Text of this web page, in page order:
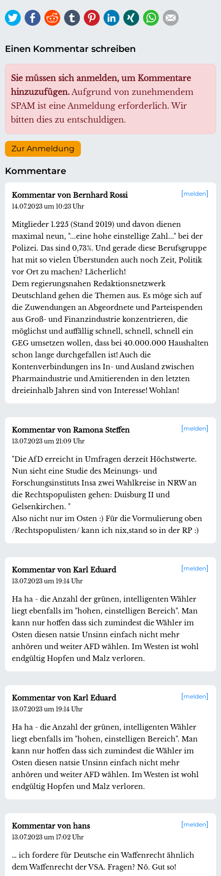
TwitterFacebook
ReddittumblrPinterestLinkedIn
Xing WhatsApp
Einen Kommentar schreiben
Sie müssen sich anmelden, um Kommentare
hinzuzufügen. Aufgrund von zunehmendem
SPAM ist eine Anmeldung erforderlich. Wir
bitten dies zu entschuldigen.
Zur Anmeldung
Kommentare
melden
Kommentar von Bernhard Rossi
14.07.2023 um 10:23 Uhr
Mitglieder 1.225 (Stand 2019) und davon dienen
maximal neun, "...eine hohe einstellige Zahl..." bei der
Polizei. Das sind 0,73%. Und gerade diese Berufsgruppe
hat mit so vielen Überstunden auch noch Zeit, Politik
vor Ort zu machen? Lächerlich!
Dem regierungsnahen Redaktionsnetzwerk
Deutschland gehen die Themen aus. Es möge sich auf
die Zuwendungen an Abgeordnete und Parteispenden
aus Groß- und Finanzindustrie konzentrieren, die
möglichst und auffällig schnell, schnell, schnell ein
GEG umsetzen wollen, dass bei 40.000.000 Haushalten
schon lange durchgefallen ist! Auch die
Kontenverbindungen ins In- und Ausland zwischen
Pharmaindustrie und Amitierenden in den letzten
dreieinhalb Jahren sind von Interesse! Wohlan!
melden
Kommentar von Ramona Steffen
13.07.2023 um 21:09 Uhr
"Die AfD erreicht in Umfragen derzeit Höchstwerte.
Nun sieht eine Studie des Meinungs- und
Forschungsinstituts Insa zwei Wahlkreise in NRW an
die Rechtspopulisten gehen: Duisburg II und
Gelsenkirchen. "
Also nicht nur im Osten :) Für die Vormulierung oben
/Rechtspopulisten/ kann ich nix,stand so in der RP :)
melden
Kommentar von Karl Eduard
13.07.2023 um 19:14 Uhr
Ha ha - die Anzahl der grünen, intelligenten Wähler
liegt ebenfalls im "hohen, einstelligen Bereich". Man
kann nur hoffen dass sich zumindest die Wähler im
Osten diesen natsie Unsinn einfach nicht mehr
anhören und weiter AFD wählen. Im Westen ist wohl
endgültig Hopfen und Malz verloren.
melden
Kommentar von Karl Eduard
13.07.2023 um 19:14 Uhr
Ha ha - die Anzahl der grünen, intelligenten Wähler
liegt ebenfalls im "hohen, einstelligen Bereich". Man
kann nur hoffen dass sich zumindest die Wähler im
Osten diesen natsie Unsinn einfach nicht mehr
anhören und weiter AFD wählen. Im Westen ist wohl
endgültig Hopfen und Malz verloren.
melden
Kommentar von hans
13.07.2023 um 17:02 Uhr
… ich fordere für Deutsche ein Waffenrecht ähnlich
dem Waffenrecht der VSA. Fragen? Nö. Gut so!